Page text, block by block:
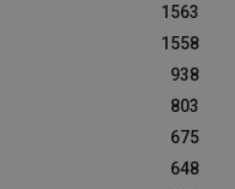
1563
1558
938
803
675
648